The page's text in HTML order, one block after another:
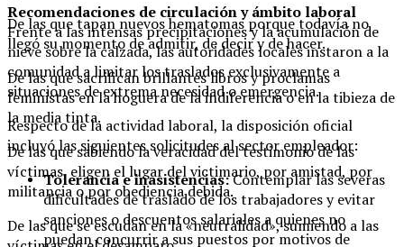
De las que tapan nuevos hematomas porque todavía no
llegó su momento de admitir, de decir y de hacer.
De las que sacrifican brillantes libros y proclamas
feministas en la hoguera de la indiferencia o en la tibieza de
la media tinta.
De las que sabiendo la veracidad del testimonio de las
víctimas, eligen el lugar del victimario, por amistad, por
militancia o por obediencia debida.
De las que se escudan en la «neutralidad», sumiendo a las
Recomendaciones de circulación y ámbito laboral
Frente a las intensas precipitaciones y la acumulación de
nieve sobre la calzada, las autoridades locales instaron a la
comunidad a limitar los traslados exclusivamente a
situaciones de extrema necesidad o emergencia.
Respecto de la actividad laboral, la disposición oficial
incluyó las siguientes solicitudes al sector empleador:
Tolerancia e inasistencias:Contemplar las severas
dificultades de traslado de los trabajadores y evitar
sanciones o descuentos salariales a quienes no
puedan concurrir a sus puestos por motivos de